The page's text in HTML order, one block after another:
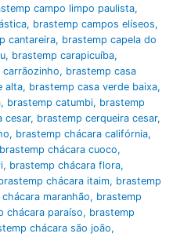
campo limpo paulista,
, brastemp campos elíseos,
cantareira, brastemp capela do
, brastemp carapicuíba,
carrãozinho, brastemp casa
alta, brastemp casa verde baixa,
, brastemp catumbi, brastemp
cesar, brastemp cerqueira cesar,
, brastemp chácara califórnia,
brastemp chácara cuoco,
, brastemp chácara flora,
chácara itaim, brastemp
maranhão, brastemp
chácara paraíso, brastemp
chácara são joão,